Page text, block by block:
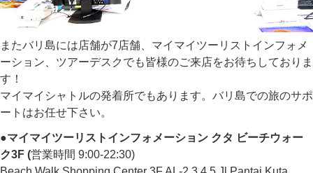
またバリ島には店舗が7店舗、マイマイツーリストインフォメ
ーション、ツアーデスクでも皆様のご来店をお待ちしておりま
す！
マイマイシャトルの発着所でもあります。バリ島での旅のサポ
ートはお任せ下さい。
●マイマイツーリストインフォメーション クタ ビーチウォー
ク3F (営業時間 9:00-22:30)